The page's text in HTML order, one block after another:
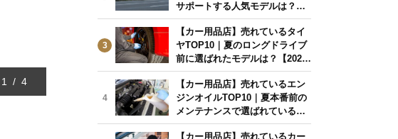
1 / 4
サポートする人気モデルは？【2
026年6月版】
3
【カー用品店】売れているタイ
ヤTOP10｜夏のロングドライブ
前に選ばれたモデルは？【2026
年6月版】
4
【カー用品店】売れているエン
ジンオイルTOP10｜夏本番前の
メンテナンスで選ばれている人
気モデルは？【2026年6月版】
【カー用品店】売れているカー